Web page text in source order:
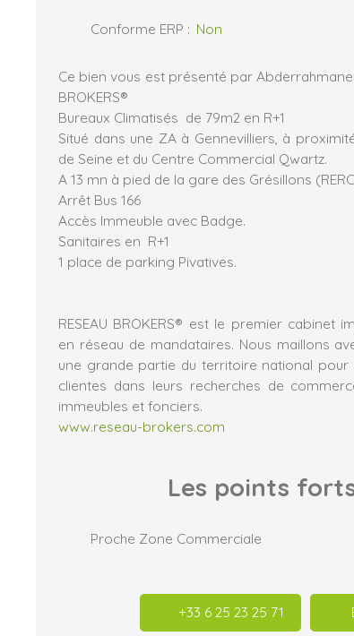
Conforme ERP : Non
Ce bien vous est présenté par Abderrahmane
BROKERS®
Bureaux Climatisés de 79m2 en R+1
Situé dans une ZA à Gennevilliers, à
de Seine et du Centre Commercial Qwartz.
A 13 mn à pied de la gare des Grésillons
Arrêt Bus 166
Accès Immeuble avec Badge.
Sanitaires en R+1
1 place de parking Pivatives.
RESEAU BROKERS® est le premier cabinet
en réseau de mandataires. Nous maillons
une grande partie du territoire national
clientes dans leurs recherches de
immeubles et fonciers.
www.reseau-brokers.com
Les points
Proche Zone Commerciale
+33 6 25 23 25 71